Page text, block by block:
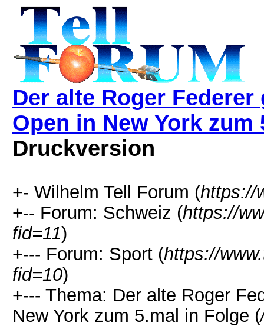
Der alte Roger
Open in New York zum
Druckversion
+- Wilhelm Tell Forum (https://
+-- Forum: Schweiz (https://
fid=11)
+--- Forum: Sport (https://
fid=10)
+--- Thema: Der alte Roger
New York zum 5.mal in Folge (